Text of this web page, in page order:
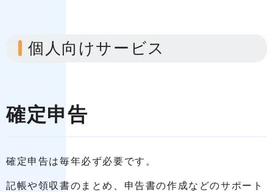
個人向けサービス
確定申告
確定申告は毎年必ず必要です。
記帳や領収書のまとめ、申告書の作成などのサポート